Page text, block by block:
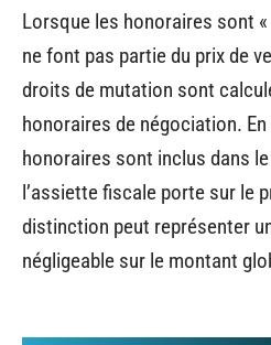
Lorsque les honoraires sont
ne font pas partie du prix de
droits de mutation sont
honoraires de négociation.
honoraires sont inclus dans
l’assiette fiscale porte sur le
distinction peut représenter
négligeable sur le montant